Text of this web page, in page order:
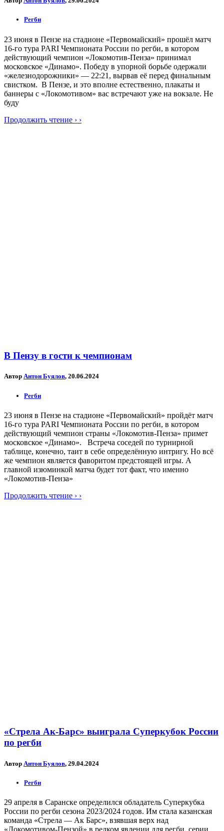
Регби
23 июня в Пензе на стадионе «Первомайский» прошёл матч
16-го тура PARI Чемпионата России по регби, в котором
действующий чемпион «Локомотив-Пенза» принимал
московское «Динамо». Победу в упорной борьбе одержали
«железнодорожники» — 22:21, вырвав её перед финальным
свистком. В Пензе, и это вполне естественно, плакаты и
баннеры с «Локомотивом» вас встречают уже на вокзале. Не
буду
Продолжить чтение › ›
В Пензу в гости к чемпионам
Автор Антон Буялов, 20.06.2024
Регби
23 июня в Пензе на стадионе «Первомайский» пройдёт матч
16-го тура PARI Чемпионата России по регби, в котором
действующий чемпион страны «Локомотив-Пенза» примет
московское «Динамо». Встреча соседей по турнирной
таблице, конечно, таит в себе определённую интригу. Но всё
же чемпион является фаворитом предстоящей игры. А
главной изюминкой матча будет тот факт, что именно
«Локомотив-Пенза»
Продолжить чтение › ›
«Стрела Ак-Барс» выиграла Суперкубок России
по регби
Автор Антон Буялов, 29.04.2024
Регби
29 апреля в Саранске определился обладатель Суперкубка
России по регби сезона 2023/2024 годов. Им стала казанская
команда «Стрела — Ак Барс», взявшая верх над
«Локомотивом-Пензой» в редком явлении для регби, серии